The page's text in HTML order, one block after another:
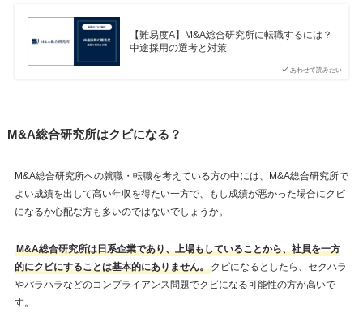
あわせて読みたい
【難易度A】M&A総合研究所に転職するには？
中途採用の選考と対策
M&A総合研究所はクビになる？
M&A総合研究所への就職・転職を考えている方の中には、M&A総合研究所で
よい成績を出して高い年収を得たい一方で、もし成績が悪かった場合にクビ
になるか心配な方も多いのではないでしょうか。
M&A総合研究所は日系企業であり、上場もしていることから、社員を一方
的にクビにすることは基本的にありません。クビになるとしたら、セクハラ
やパラハラなどのコンプライアンス問題でクビになる可能性の方が高いで
す。